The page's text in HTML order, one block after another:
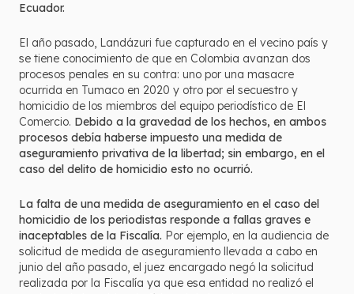
Ecuador.
El año pasado, Landázuri fue capturado en el vecino país y
se tiene conocimiento de que en Colombia avanzan dos
procesos penales en su contra: uno por una masacre
ocurrida en Tumaco en 2020 y otro por el secuestro y
homicidio de los miembros del equipo periodístico de El
Comercio. Debido a la gravedad de los hechos, en ambos
procesos debía haberse impuesto una medida de
aseguramiento privativa de la libertad; sin embargo, en el
caso del delito de homicidio esto no ocurrió.
La falta de una medida de aseguramiento en el caso del
homicidio de los periodistas responde a fallas graves e
inaceptables de la Fiscalía. Por ejemplo, en la audiencia de
solicitud de medida de aseguramiento llevada a cabo en
junio del año pasado, el juez encargado negó la solicitud
realizada por la Fiscalía ya que esa entidad no realizó el